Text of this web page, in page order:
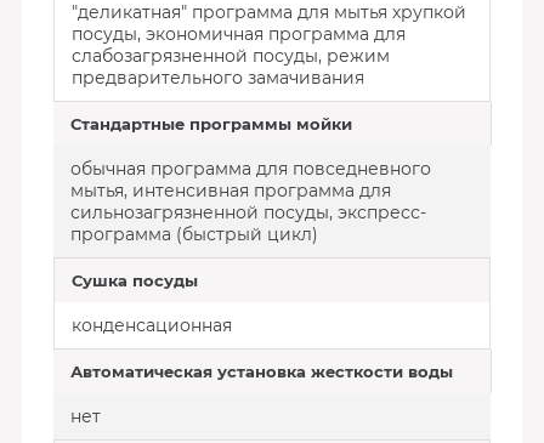
"деликатная" программа для мытья хрупкой
посуды, экономичная программа для
слабозагрязненной посуды, режим
предварительного замачивания
Стандартные программы мойки
обычная программа для повседневного
мытья, интенсивная программа для
сильнозагрязненной посуды, экспресс-
программа (быстрый цикл)
Сушка посуды
конденсационная
Автоматическая установка жесткости воды
нет